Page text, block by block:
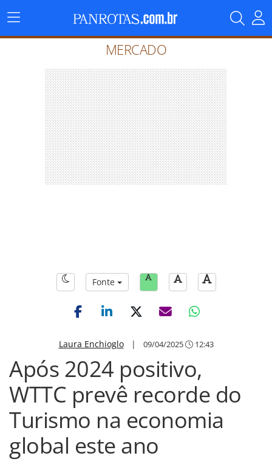
Menu
Principal
MERCADO
Fonte
Laura Enchioglo| 09/04/2025 12:43
Após 2024 positivo,
WTTC prevê recorde do
Turismo na economia
global este ano